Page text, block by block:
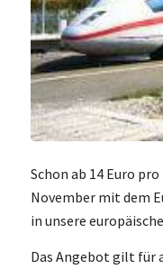
Schon ab 14 Euro
November mit dem
in unsere
Das Angebot gilt für